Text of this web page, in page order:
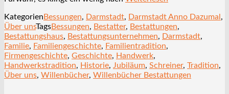
Kategorien Bessungen, Darmstadt, Darmstadt Anno Dazumal ,
Über unsTagsBessungen, Bestatter, Bestattungen,
Bestattungshaus, Bestattungsunternehmen, Darmstadt,
Familie, Familiengeschichte, Familientradition,
Firmengeschichte, Geschichte, Handwerk,
Handwerkstradition, Historie, Jubiläum, Schreiner, Tradition,
Über uns, Willenbücher, Willenbücher Bestattungen